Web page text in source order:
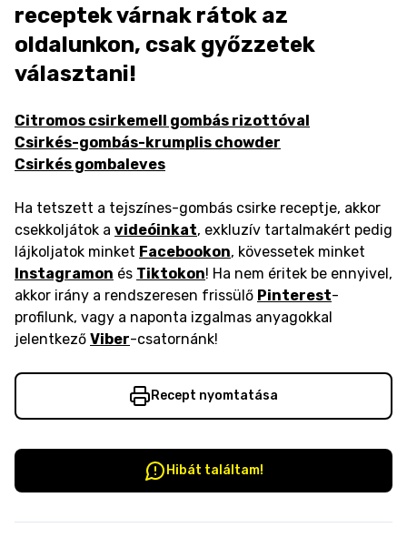
receptek várnak rátok az
oldalunkon, csak győzzetek
választani!
Citromos csirkemell gombás rizottóval
Csirkés-gombás-krumplis chowder
Csirkés gombaleves
Ha tetszett a tejszínes-gombás csirke receptje, akkor
csekkoljátok a videóinkat, exkluzív tartalmakért pedig
lájkoljatok minket Facebookon, kövessetek minket
Instagramon és Tiktokon! Ha nem éritek be ennyivel,
akkor irány a rendszeresen frissülő Pinterest-
profilunk, vagy a naponta izgalmas anyagokkal
jelentkező Viber-csatornánk!
Recept nyomtatása
Hibát találtam!